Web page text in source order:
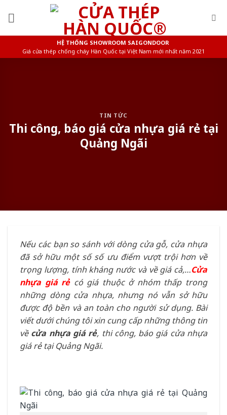
HỆ THỐNG SHOWROOM SAIGONDOOR
Giá cửa thép chống cháy Hàn Quốc tại Việt Nam mới nhất năm 2021
TIN TỨC
Thi công, báo giá cửa nhựa giá rẻ tại
Quảng Ngãi
Nếu các bạn so sánh với dòng cửa gỗ, cửa nhựa
đã sở hữu một số số ưu điểm vượt trội hơn về
trọng lượng, tính kháng nước và về giá cả,…Cửa
nhựa giá rẻcó giá thuộc ở nhóm thấp trong
những dòng cửa nhựa, nhưng nó vẫn sở hữu
được độ bền và an toàn cho người sử dụng. Bài
viết dưới chúng tôi xin cung cấp những thông tin
về cửa nhựa giá rẻ, thi công, báo giá cửa nhựa
giá rẻ tại Quảng Ngãi.